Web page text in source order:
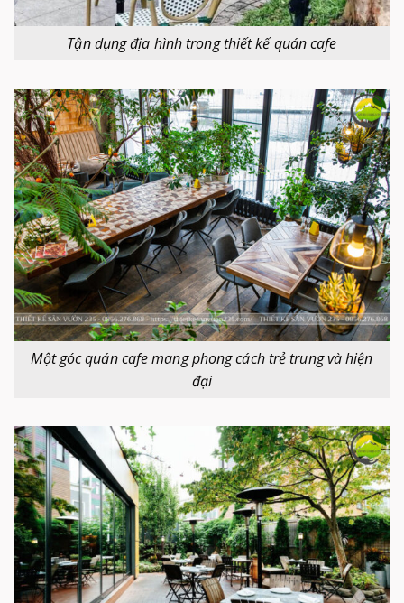
Tận dụng địa hình trong thiết kế quán cafe
Một góc quán cafe mang phong cách trẻ trung và hiện
đại